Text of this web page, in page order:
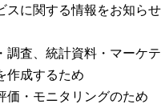
スに関する情報をお知らせ
調査、統計資料・マーケテ
作成するため
価・モニタリングのため